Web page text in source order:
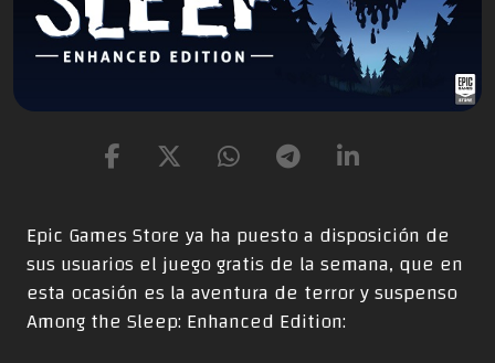
Epic Games Store ya ha puesto a disposición de
sus usuarios el juego gratis de la semana, que en
esta ocasión es la aventura de terror y suspenso
Among the Sleep: Enhanced Edition: